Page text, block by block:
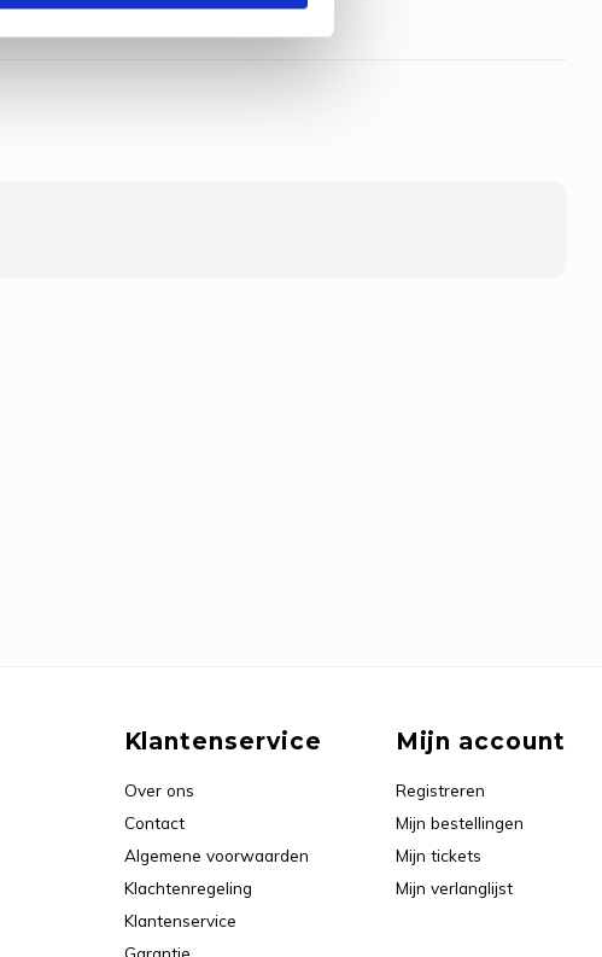
Klantenservice
Over ons
Contact
Algemene voorwaarden
Klachtenregeling
Klantenservice
Mijn account
Registreren
Mijn bestellingen
Mijn tickets
Mijn verlanglijst